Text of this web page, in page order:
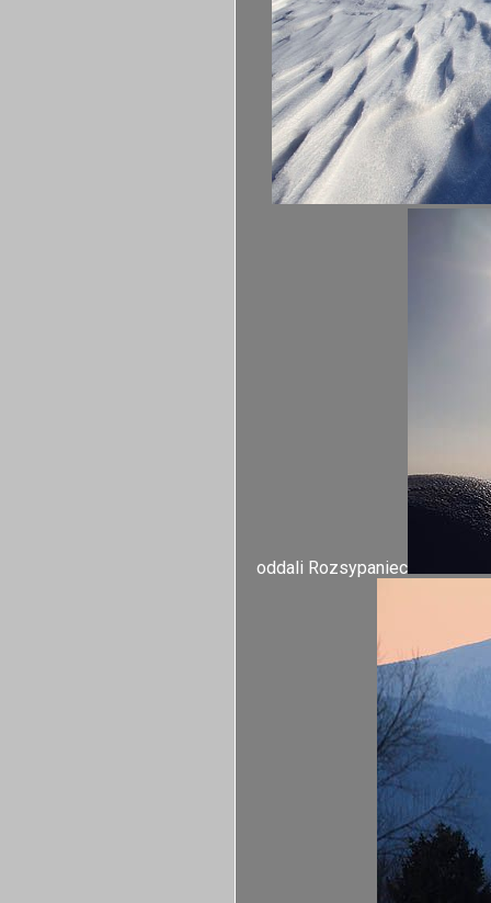
oddali Rozsypaniec